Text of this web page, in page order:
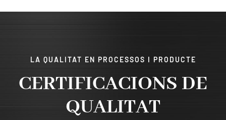
LA QUALITAT EN PROCESSOS I PRODUCTE
CERTIFICACIONS DE
QUALITAT